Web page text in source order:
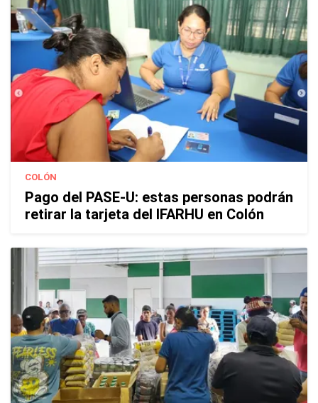
COLÓN
Pago del PASE-U: estas personas podrán
retirar la tarjeta del IFARHU en Colón